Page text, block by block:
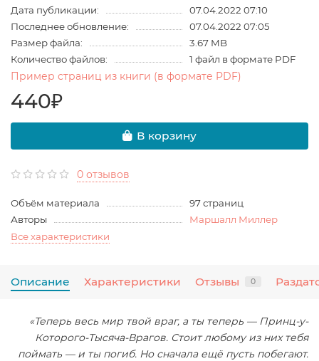
Дата публикации:
07.04.2022 07:10
Последнее обновление:
07.04.2022 07:05
Размер файла:
3.67 MB
Количество файлов:
1 файл в формате PDF
Пример страниц из книги (в формате PDF)
440₽
В корзину
0 отзывов
Объём материала
97 страниц
Авторы
Маршалл Миллер
Все характеристики
Описание Характеристики Отзывы 0
«Теперь весь мир твой враг, а ты теперь — Принц-у-
Которого-Тысяча-Врагов. Стоит любому из них тебя
поймать — и ты погиб. Но сначала ещё пусть побегают.